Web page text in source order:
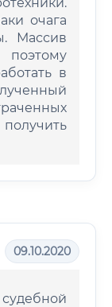
очага
Массив
в
09.10.2020